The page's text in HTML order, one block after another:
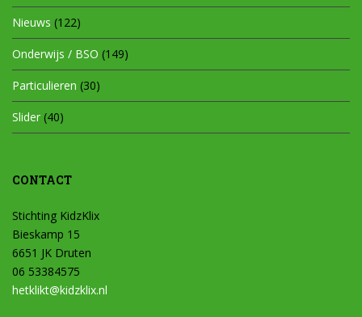
Nieuws (122)
Onderwijs / BSO (149)
Particulieren (30)
Slider (40)
CONTACT
Stichting KidzKlix
Bieskamp 15
6651 JK Druten
06 53384575
hetklikt@kidzklix.nl